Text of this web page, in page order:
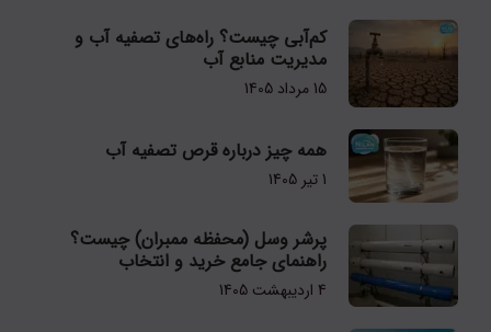
کم‌آبی چیست؟ راه‌های تصفیه آب و
مدیریت منابع آب
15 مرداد 1405
همه چیز درباره قرص تصفیه آب
1 تیر 1405
پرشر وسل (محفظه ممبران) چیست؟
راهنمای جامع خرید و انتخاب
4 اردیبهشت 1405